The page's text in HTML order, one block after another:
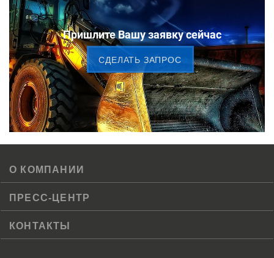
Пришлите Вашу заявку сейчас
CДЕЛАТЬ ЗАПРОС
О КОМПАНИИ
ПРЕСС-ЦЕНТР
КОНТАКТЫ